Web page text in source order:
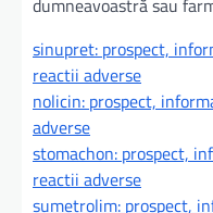
dumneavoastră sau
sinupret: prospect,
reactii adverse
nolicin: prospect,
adverse
stomachon: prospect,
reactii adverse
sumetrolim: prospect,